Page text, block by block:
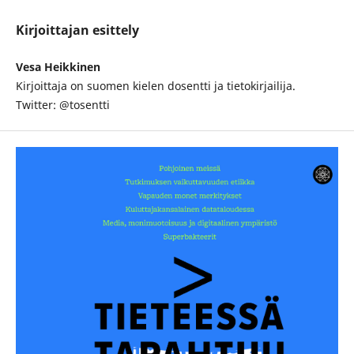
Kirjoittajan esittely
Vesa Heikkinen
Kirjoittaja on suomen kielen dosentti ja tietokirjailija.
Twitter: @tosentti